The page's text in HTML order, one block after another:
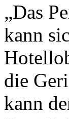
„Das
kann
die
kann